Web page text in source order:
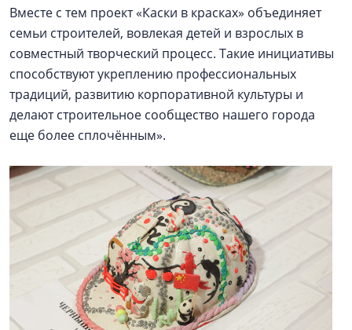
Вместе с тем проект «Каски в красках» объединяет
семьи строителей, вовлекая детей и взрослых в
совместный творческий процесс. Такие инициативы
способствуют укреплению профессиональных
традиций, развитию корпоративной культуры и
делают строительное сообщество нашего города
еще более сплочённым».